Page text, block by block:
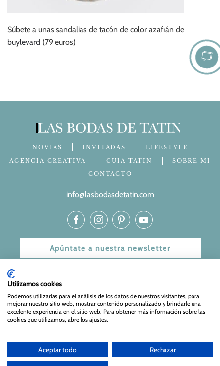
Súbete a unas sandalias de tacón de color azafrán de
buylevard (79 euros)
NOVIAS INVITADAS
LIFESTYLE
AGENCIA CREATIVA
GUÍA TATÍN
SOBRE MÍ
CONTACTO
info@lasbodasdetatin.com
Apúntate a nuestra newsletter
Aviso Legal|Política de Privacidad y Cookies| Web Diseñada
y mantenida porEspecialistas Web
Utilizamos cookies
Podemos utilizarlas para el análisis de los datos de nuestros visitantes, para
mejorar nuestro sitio web, mostrar contenido personalizado y brindarle una
excelente experiencia en el sitio web. Para obtener más información sobre las
cookies que utilizamos, abre los ajustes.
Aceptar todo Rechazar